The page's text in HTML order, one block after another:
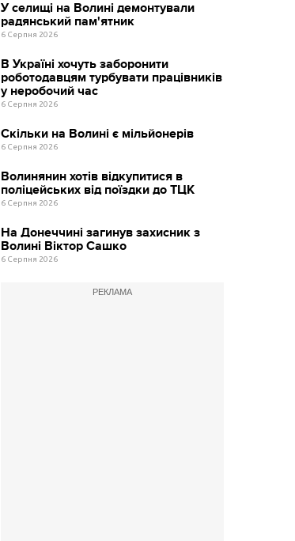
У селищі на Волині демонтували
радянський пам'ятник
6 Серпня 2026
В Україні хочуть заборонити
роботодавцям турбувати працівників
у неробочий час
6 Серпня 2026
Скільки на Волині є мільйонерів
6 Серпня 2026
Волинянин хотів відкупитися в
поліцейських від поїздки до ТЦК
6 Серпня 2026
На Донеччині загинув захисник з
Волині Віктор Сашко
6 Серпня 2026
РЕКЛАМА